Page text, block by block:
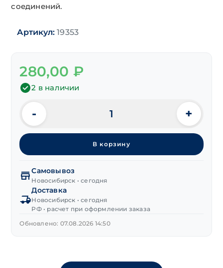
соединений.
Артикул: 19353
280,00 ₽
2 в наличии
Количество
товара
Гвозди
строительные
(~6320шт/
кг)
- +
В корзину
Самовывоз
Новосибирск • сегодня
Доставка
Новосибирск • сегодня
РФ • расчет при оформлении заказа
Обновлено: 07.08.2026 14:50